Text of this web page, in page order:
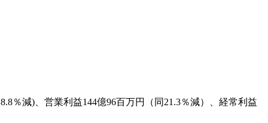
％減)、営業利益144億96百万円（同21.3％減）、経常利益